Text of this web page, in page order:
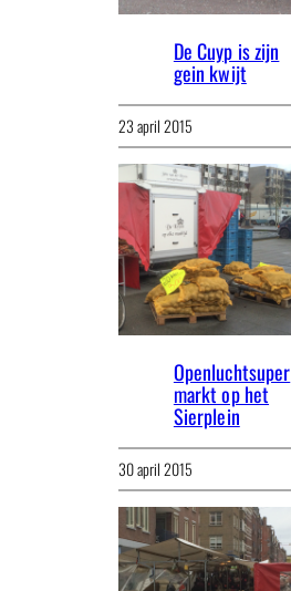
De Cuyp is zijn
gein kwijt
23 april 2015
Openluchtsuper
markt op het
Sierplein
30 april 2015